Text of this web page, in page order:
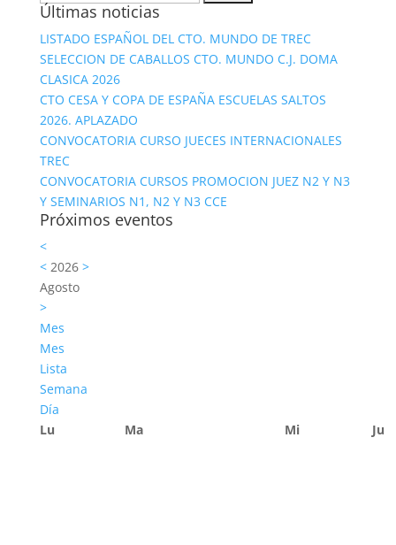
Últimas noticias
LISTADO ESPAÑOL DEL CTO. MUNDO DE TREC
SELECCION DE CABALLOS CTO. MUNDO C.J. DOMA
CLASICA 2026
CTO CESA Y COPA DE ESPAÑA ESCUELAS SALTOS
2026. APLAZADO
CONVOCATORIA CURSO JUECES INTERNACIONALES
TREC
CONVOCATORIA CURSOS PROMOCION JUEZ N2 Y N3
Y SEMINARIOS N1, N2 Y N3 CCE
Próximos eventos
<
<2026 >
Agosto
>
Mes
Mes
Lista
Semana
Día
Lu
Ma Mi Ju